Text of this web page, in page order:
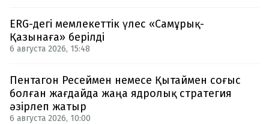
ERG-дегі мемлекеттік үлес «Самұрық-
Қазынаға» берілді
6 августа 2026, 15:48
Пентагон Ресеймен немесе Қытаймен соғыс
болған жағдайда жаңа ядролық стратегия
әзірлеп жатыр
6 августа 2026, 10:00